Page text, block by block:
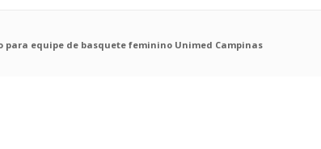
para equipe de basquete feminino Unimed Campinas